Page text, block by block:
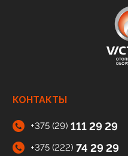
КОНТАКТЫ
+375 (29) 111 29 29
+375 (222) 74 29 29